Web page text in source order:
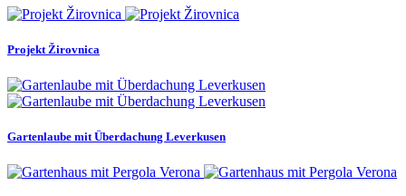
Projekt Žirovnica
Gartenlaube mit Überdachung Leverkusen